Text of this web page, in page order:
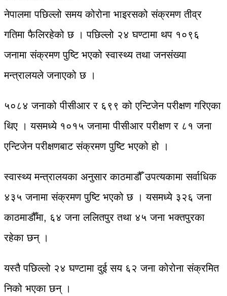
नेपालमा पछिल्लो समय कोरोना भाइरसको संक्रमण तीव्र
गतिमा फैलिरहेको छ । पछिल्लो २४ घण्टामा थप १०९६
जनामा संक्रमण पुष्टि भएको स्वास्थ्य तथा जनसंख्या
मन्त्रालयले जनाएको छ ।
५०८४ जनाको पीसीआर र ६९९ को एन्टिजेन परीक्षण गरिएका
थिए । यसमध्ये १०१५ जनामा पीसीआर परीक्षण र ८१ जना
एन्टिजेन परीक्षणबाट संक्रमण पुष्टि भएको हो ।
स्वास्थ्य मन्त्रालयका अनुसार काठमाडौँ उपत्यकामा सर्वाधिक
४३५ जनामा संक्रमण पुष्टि भएको छ । यसमध्ये ३२६ जना
काठमाडौँमा, ६४ जना ललितपुर तथा ४५ जना भक्तपुरका
रहेका छन् ।
यस्तै पछिल्लो २४ घण्टामा दुई सय ६२ जना कोरोना संक्रमित
निको भएका छन् ।